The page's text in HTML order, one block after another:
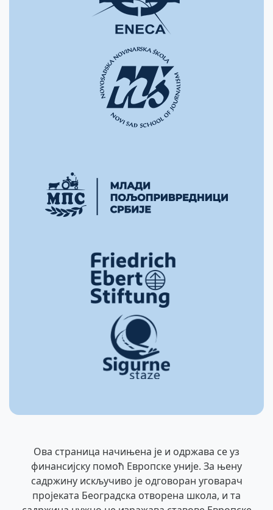
Ова страница начињена је и одржава се уз
финансијску помоћ Европске уније. За њену
садржину искључиво је одговоран уговарач
пројеката Београдска отворена школа, и та